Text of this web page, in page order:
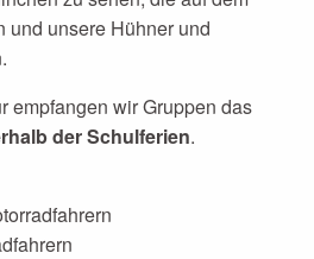
und unsere Hühner und
empfangen wir Gruppen das
der Schulferien.